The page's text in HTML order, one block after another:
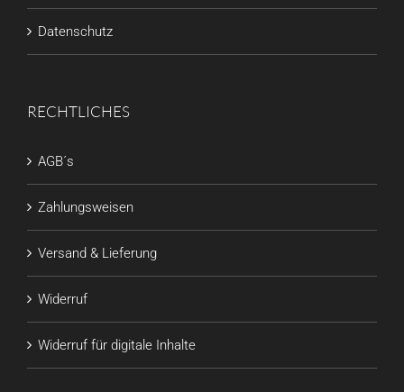
Datenschutz
RECHTLICHES
AGB´s
Zahlungsweisen
Versand & Lieferung
Widerruf
Widerruf für digitale Inhalte